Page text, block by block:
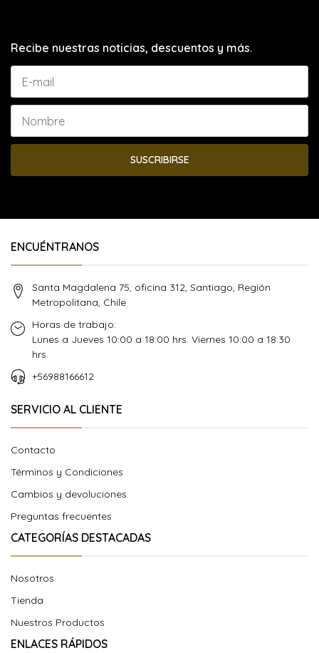
Recibe nuestras noticias, descuentos y más.
SUSCRIBIRSE
ENCUÉNTRANOS
Santa Magdalena 75, oficina 312, Santiago, Región
Metropolitana, Chile
Horas de trabajo:
Lunes a Jueves 10:00 a 18:00 hrs. Viernes 10:00 a 18:30
hrs.
+56988166612
SERVICIO AL CLIENTE
Contacto
Términos y Condiciones
Cambios y devoluciones
Preguntas frecuentes
CATEGORÍAS DESTACADAS
Nosotros
Tienda
Nuestros Productos
ENLACES RÁPIDOS